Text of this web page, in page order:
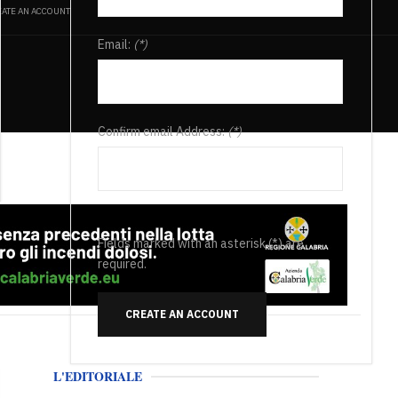
AN ACCOUNT
Email: (*)
Confirm email Address:(*)
Fields marked with an asterisk (*) are
required.
CREATE AN ACCOUNT
L'EDITORIALE